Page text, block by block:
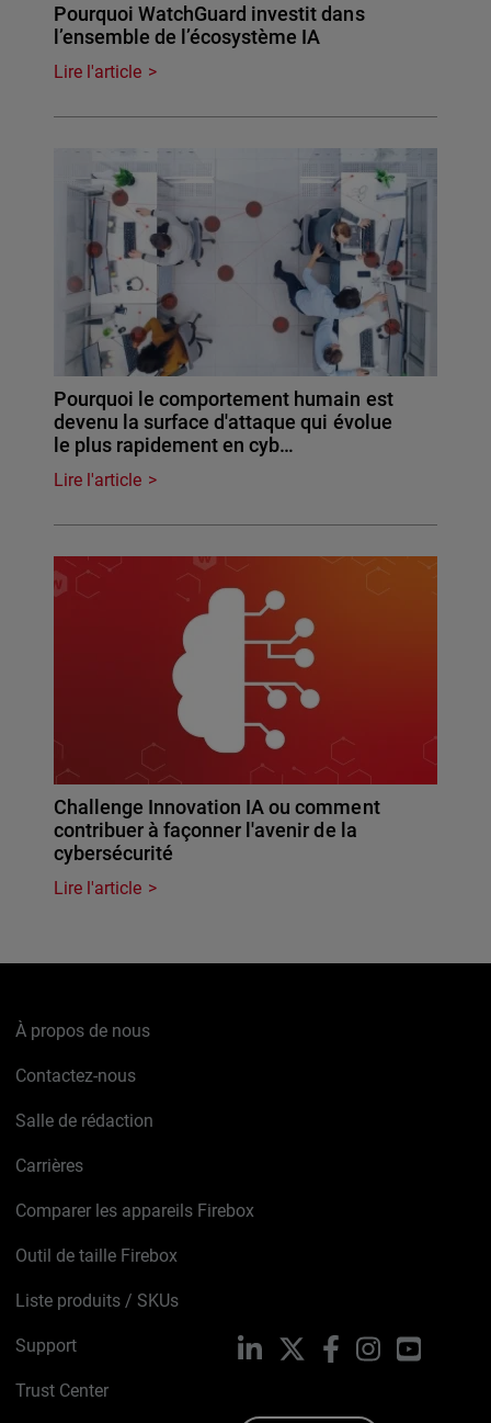
Pourquoi WatchGuard investit dans
l’ensemble de l’écosystème IA
Lire l'article
Pourquoi le comportement humain est
devenu la surface d'attaque qui évolue
le plus rapidement en cyb…
Lire l'article
Challenge Innovation IA ou comment
contribuer à façonner l'avenir de la
cybersécurité
Lire l'article
À propos de nous
Contactez-nous
Salle de rédaction
Carrières
Comparer les appareils Firebox
Outil de taille Firebox
Liste produits / SKUs
Support
Trust Center
LinkedIn FacebookInstagramYouTube